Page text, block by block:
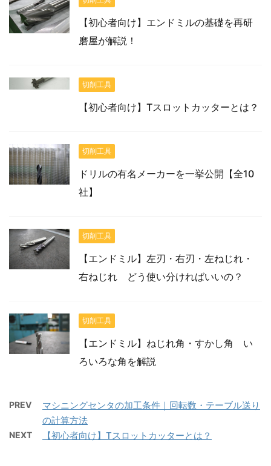
【初心者向け】エンドミルの基礎を再研
磨屋が解説！
切削工具
【初心者向け】Tスロットカッターとは？
切削工具
ドリルの有名メーカーを一挙公開【全10
社】
切削工具
【エンドミル】左刃・右刃・左ねじれ・
右ねじれ どう使い分ければいいの？
切削工具
【エンドミル】ねじれ角・すかし角 い
ろいろな角を解説
PREV
マシニングセンタの加工条件｜回転数・テーブル送り
の計算方法
NEXT 【初心者向け】Tスロットカッターとは？